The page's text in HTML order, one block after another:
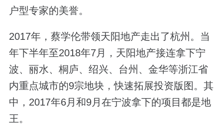
户型专家的美誉。
2017年，蔡学伦带领天阳地产走出了杭州。当
年下半年至2018年7月，天阳地产接连拿下宁
波、丽水、桐庐、绍兴、台州、金华等浙江省
内重点城市的9宗地块，快速拓展投资版图。其
中，2017年6月和9月在宁波拿下的项目都是地
王。